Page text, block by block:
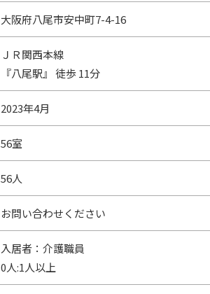
大阪府八尾市安中町7-4-16
ＪＲ関西本線
『八尾駅』 徒歩 11分
2023年4月
56室
56人
お問い合わせください
入居者：介護職員
0人:1人以上